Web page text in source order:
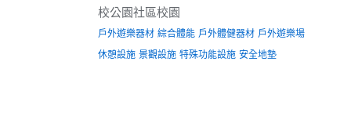
校公園社區校園
戶外遊樂器材 綜合體能 戶外體健器材 戶外遊樂場
休憩設施 景觀設施 特殊功能設施 安全地墊